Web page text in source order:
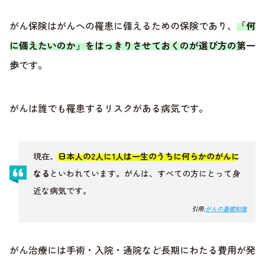
がん保険はがんへの罹患に備えるための保険であり、 「何
に備えたいのか」をはっきりさせておくのが選び方の第一
歩です。
がんは誰でも罹患するリスクがある病気です。
現在、 日本人の2人に1人は一生のうちに何らかのがんに
なる といわれています。がんは、すべての方にとって身
近な病気です。
引用:がんの基礎知識
がん治療には手術・入院・通院など長期にわたる費用が発